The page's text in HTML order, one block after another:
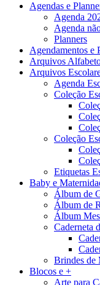
Agendas e
Agenda
Agenda
Planners
Agendamentos e
Arquivos
Arquivos
Agenda
Coleção
Coleção
Etiquetas
Baby e
Álbum de
Álbum de
Álbum
Caderneta
Brindes de
Blocos e +
Arte para